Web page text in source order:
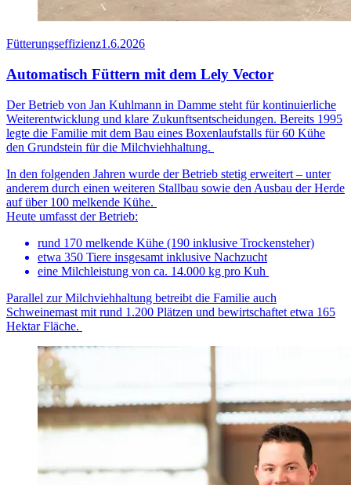
Fütterungseffizienz1.6.2026
Automatisch Füttern mit dem Lely Vector
Der Betrieb von Jan Kuhlmann in Damme steht für kontinuierliche
Weiterentwicklung und klare Zukunftsentscheidungen. Bereits 1995
legte die Familie mit dem Bau eines Boxenlaufstalls für 60 Kühe
den Grundstein für die Milchviehhaltung.
In den folgenden Jahren wurde der Betrieb stetig erweitert – unter
anderem durch einen weiteren Stallbau sowie den Ausbau der Herde
auf über 100 melkende Kühe.
Heute umfasst der Betrieb:
rund 170 melkende Kühe (190 inklusive Trockensteher)
etwa 350 Tiere insgesamt inklusive Nachzucht
eine Milchleistung von ca. 14.000 kg pro Kuh
Parallel zur Milchviehhaltung betreibt die Familie auch
Schweinemast mit rund 1.200 Plätzen und bewirtschaftet etwa 165
Hektar Fläche.